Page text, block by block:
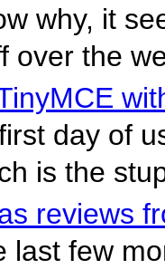
why, it
over the
day of
is the
reviews
last few